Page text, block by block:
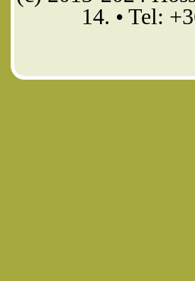
14. • Tel: